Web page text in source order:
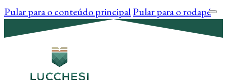
Pular para o conteúdo principalPular para o rodapé